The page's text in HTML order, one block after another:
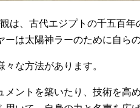
は、古代エジプトの千五百
ーは太陽神ラーのために自ら
な方法があります。
メントを築いたり、技術を高